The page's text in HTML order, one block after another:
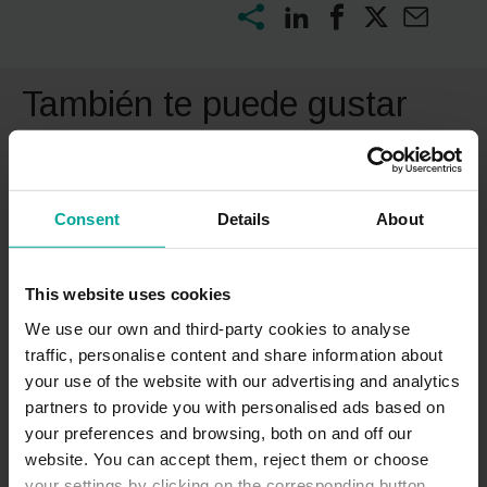
Consent Details About
This website uses cookies
We use our own and third-party cookies to analyse
traffic, personalise content and share information about
your use of the website with our advertising and analytics
partners to provide you with personalised ads based on
your preferences and browsing, both on and off our
website. You can accept them, reject them or choose
También te puede gustar